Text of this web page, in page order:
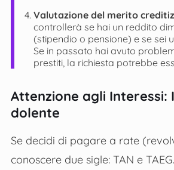
Valutazione del merito
controllerà se hai un reddito
(stipendio o pensione) e se sei
Se in passato hai avuto
prestiti, la richiesta potrebbe
Attenzione agli Interessi:
dolente
Se decidi di pagare a rate
conoscere due sigle: TAN e TAEG.